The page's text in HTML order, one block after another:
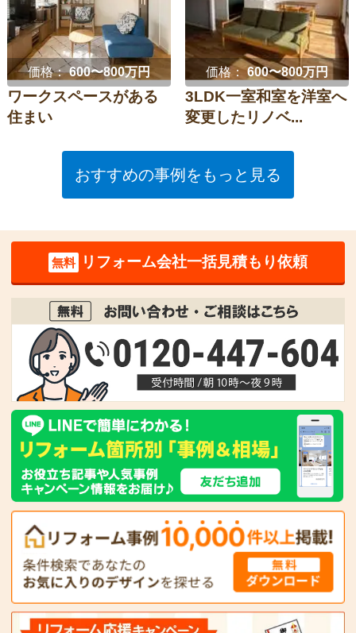
価格：600〜800万円
ワークスペースがある
住まい
価格：600〜800万円
3LDK一室和室を洋室へ
変更したリノベ...
おすすめの事例をもっと見る
無料 リフォーム会社一括見積もり依頼